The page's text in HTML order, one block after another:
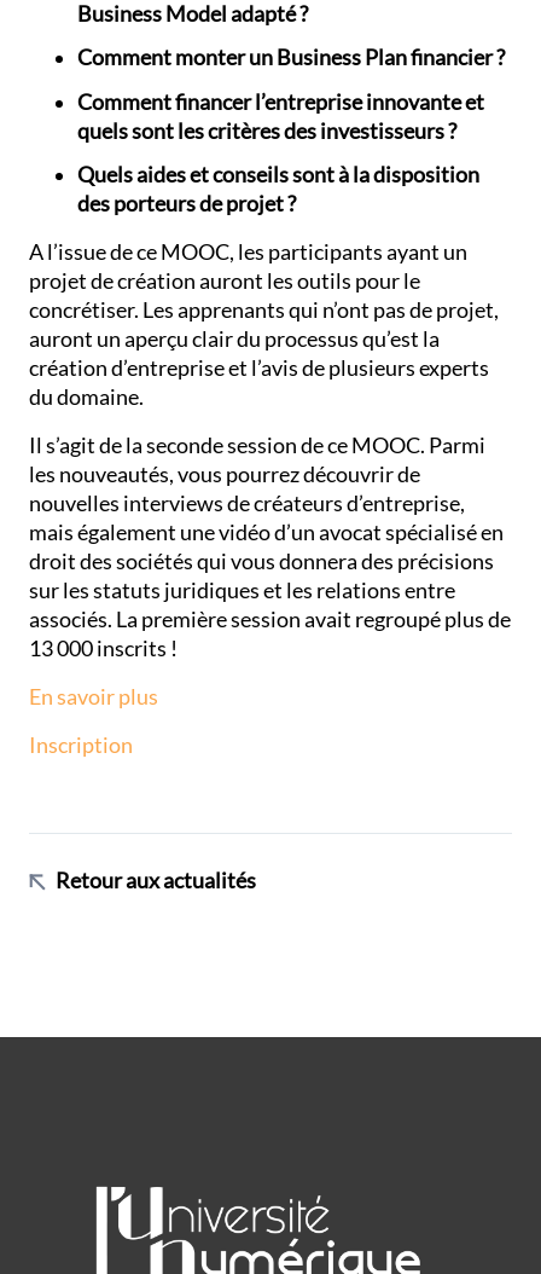
Business Model adapté ?
Comment monter un Business Plan financier ?
Comment financer l’entreprise innovante et
quels sont les critères des investisseurs ?
Quels aides et conseils sont à la disposition
des porteurs de projet ?
A l’issue de ce MOOC, les participants ayant un
projet de création auront les outils pour le
concrétiser. Les apprenants qui n’ont pas de projet,
auront un aperçu clair du processus qu’est la
création d’entreprise et l’avis de plusieurs experts
du domaine.
Il s’agit de la seconde session de ce MOOC. Parmi
les nouveautés, vous pourrez découvrir de
nouvelles interviews de créateurs d’entreprise,
mais également une vidéo d’un avocat spécialisé en
droit des sociétés qui vous donnera des précisions
sur les statuts juridiques et les relations entre
associés. La première session avait regroupé plus de
13 000 inscrits !
En savoir plus
Inscription
Retour aux actualités